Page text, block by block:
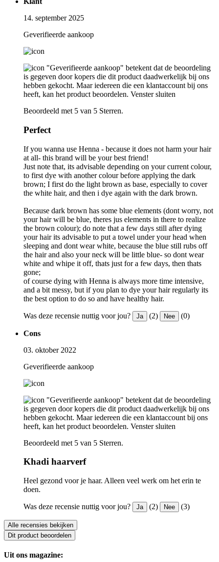
14. september 2025
Geverifieerde aankoop
"Geverifieerde aankoop" betekent dat de beoordeling
is gegeven door kopers die dit product daadwerkelijk bij ons
hebben gekocht. Maar iedereen die een klantaccount bij ons
heeft, kan het product beoordelen. Venster sluiten
Beoordeeld met 5 van 5 Sterren.
Perfect
If you wanna use Henna - because it does not harm your hair
at all- this brand will be your best friend!
Just note that, its advisable depending on your current colour,
to first dye with another colour before applying the dark
brown; I first do the light brown as base, especially to cover
the white hair, and then i dye again with the dark brown.
Because dark brown has some blue elements (dont worry, not
your hair will be blue, theres jus elements in there to realize
the brown colour); do note that a few days still after dying
your hair its advisable to put a towel under your head when
sleeping and dont wear white, because the blue still rubs off
the hair and also your neck will be little blue- so dont wear
white and whipe it off, thats just for a few days, then thats
gone;
of course dying with Henna is always more time intensive,
and a bit messy, but if you plan to dye your hair regularly its
the best option to do so and have healthy hair.
Was deze recensie nuttig voor jou? Ja (2) Nee (0)
Cons
03. oktober 2022
Geverifieerde aankoop
"Geverifieerde aankoop" betekent dat de beoordeling
is gegeven door kopers die dit product daadwerkelijk bij ons
hebben gekocht. Maar iedereen die een klantaccount bij ons
heeft, kan het product beoordelen. Venster sluiten
Beoordeeld met 5 van 5 Sterren.
Khadi haarverf
Heel gezond voor je haar. Alleen veel werk om het erin te
doen.
Was deze recensie nuttig voor jou? Ja (2) Nee (3)
Alle recensies bekijken
Dit product beoordelen
Uit ons magazine: